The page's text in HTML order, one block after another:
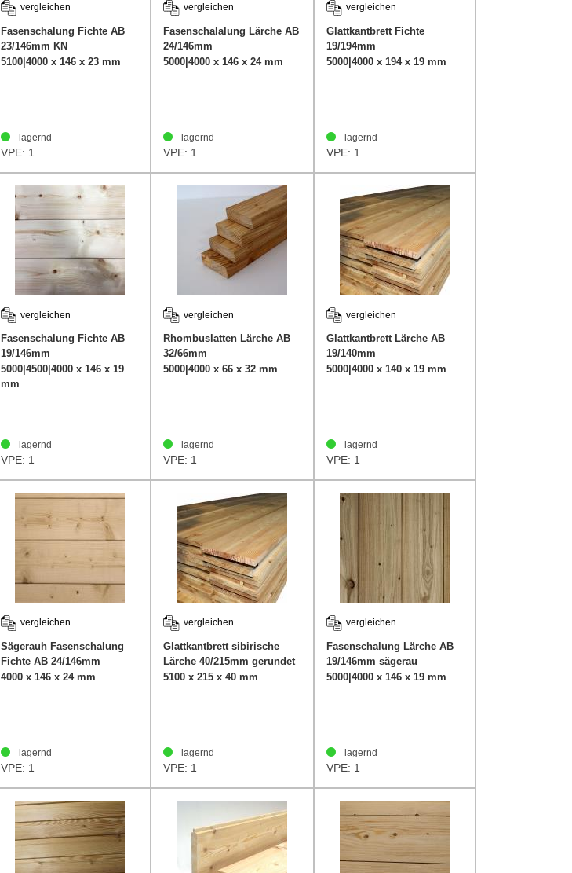
vergleichen
Fasenschalung Fichte AB
23/146mm KN
5100|4000 x 146 x 23 mm
lagernd
VPE: 1
vergleichen
Fasenschalalung Lärche AB
24/146mm
5000|4000 x 146 x 24 mm
lagernd
VPE: 1
vergleichen
Glattkantbrett Fichte
19/194mm
5000|4000 x 194 x 19 mm
lagernd
VPE: 1
vergleichen
Fasenschalung Fichte AB
19/146mm
Entlastungsnuten KN
5000|4500|4000 x 146 x 19
mm
lagernd
VPE: 1
vergleichen
Rhombuslatten Lärche AB
32/66mm
5000|4000 x 66 x 32 mm
lagernd
VPE: 1
vergleichen
Glattkantbrett Lärche AB
19/140mm
5000|4000 x 140 x 19 mm
lagernd
VPE: 1
vergleichen
Sägerauh Fasenschalung
Fichte AB 24/146mm
4000 x 146 x 24 mm
lagernd
VPE: 1
vergleichen
Glattkantbrett sibirische
Lärche 40/215mm gerundet
5100 x 215 x 40 mm
lagernd
VPE: 1
vergleichen
Fasenschalung Lärche AB
19/146mm sägerau
5000|4000 x 146 x 19 mm
lagernd
VPE: 1